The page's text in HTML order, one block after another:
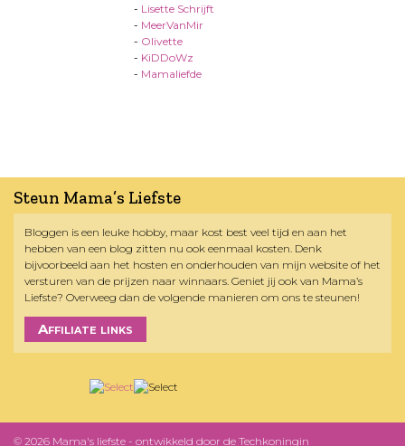
- Lisette Schrijft
- MeerVanMir
- Olivette
- KiDDoWz
- Mamaliefde
Steun Mama’s Liefste
Bloggen is een leuke hobby, maar kost best veel tijd en aan het
hebben van een blog zitten nu ook eenmaal kosten. Denk
bijvoorbeeld aan het hosten en onderhouden van mijn website of het
versturen van de prijzen naar winnaars. Geniet jij ook van Mama’s
Liefste? Overweeg dan de volgende manieren om ons te steunen!
Affiliate links
© 2026 Mama's liefste - ontwikkeld door de Techkoningin